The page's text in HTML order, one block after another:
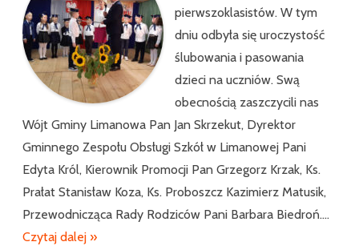
pierwszoklasistów. W tym
dniu odbyła się uroczystość
ślubowania i pasowania
dzieci na uczniów. Swą
obecnością zaszczycili nas
Wójt Gminy Limanowa Pan Jan Skrzekut, Dyrektor
Gminnego Zespołu Obsługi Szkół w Limanowej Pani
Edyta Król, Kierownik Promocji Pan Grzegorz Krzak, Ks.
Prałat Stanisław Koza, Ks. Proboszcz Kazimierz Matusik,
Przewodnicząca Rady Rodziców Pani Barbara Biedroń….
Czytaj dalej »